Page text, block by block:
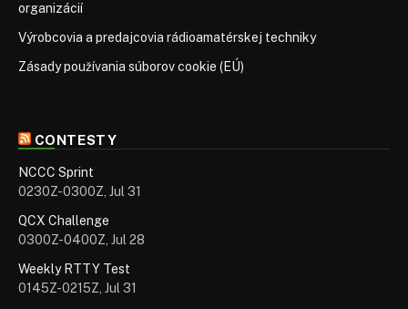
organizácií
Výrobcovia a predajcovia rádioamatérskej techniky
Zásady používania súborov cookie (EÚ)
CONTESTY
NCCC Sprint
0230Z-0300Z, Jul 31
QCX Challenge
0300Z-0400Z, Jul 28
Weekly RTTY Test
0145Z-0215Z, Jul 31